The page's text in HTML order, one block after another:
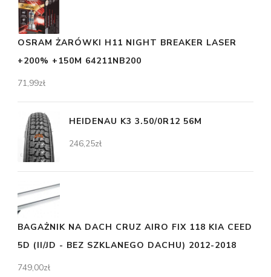
OSRAM ŻARÓWKI H11 NIGHT BREAKER LASER
+200% +150M 64211NB200
71,99zł
HEIDENAU K3 3.50/0R12 56M
246,25zł
BAGAŻNIK NA DACH CRUZ AIRO FIX 118 KIA CEED
5D (II/JD - BEZ SZKLANEGO DACHU) 2012-2018
749,00zł